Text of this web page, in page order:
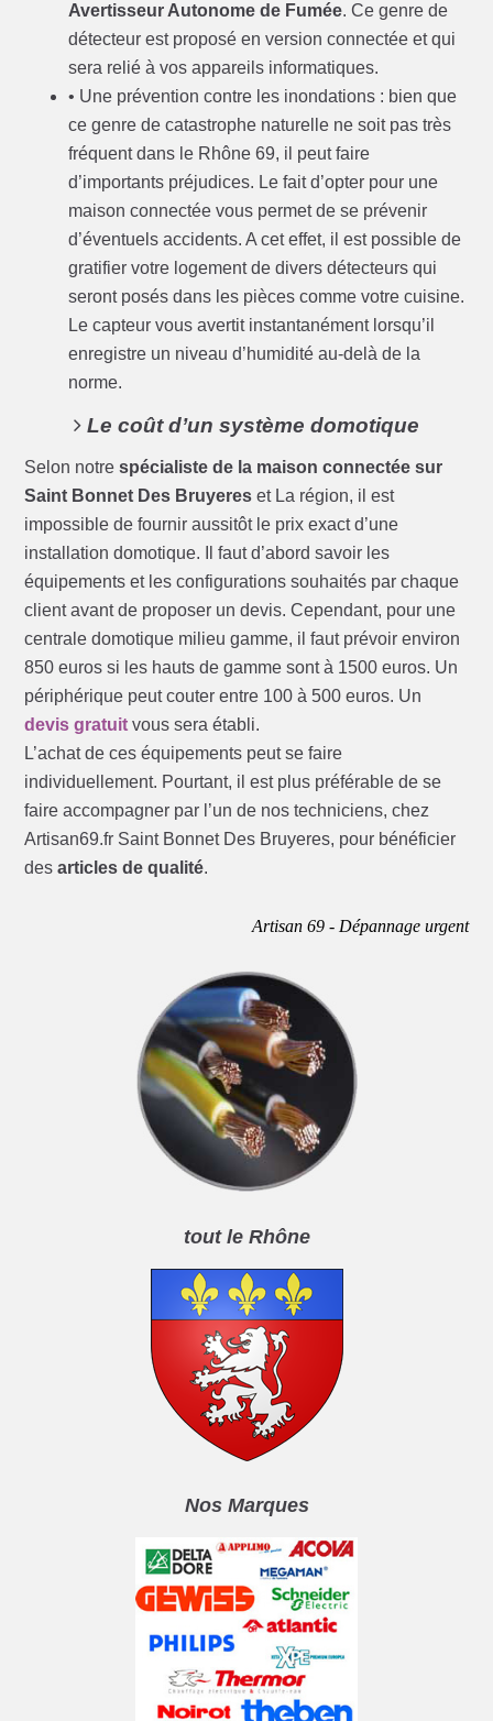
Avertisseur Autonome de Fumée. Ce genre de
détecteur est proposé en version connectée et qui
sera relié à vos appareils informatiques.
• Une prévention contre les inondations : bien que
ce genre de catastrophe naturelle ne soit pas très
fréquent dans le Rhône 69, il peut faire
d’importants préjudices. Le fait d’opter pour une
maison connectée vous permet de se prévenir
d’éventuels accidents. A cet effet, il est possible de
gratifier votre logement de divers détecteurs qui
seront posés dans les pièces comme votre cuisine.
Le capteur vous avertit instantanément lorsqu’il
enregistre un niveau d’humidité au-delà de la
norme.
Le coût d’un système domotique
Selon notrespécialiste de la maison connectée sur
Saint Bonnet Des Bruyeres et La région, il est
impossible de fournir aussitôt le prix exact d’une
installation domotique. Il faut d’abord savoir les
équipements et les configurations souhaités par chaque
client avant de proposer un devis. Cependant, pour une
centrale domotique milieu gamme, il faut prévoir environ
850 euros si les hauts de gamme sont à 1500 euros. Un
périphérique peut couter entre 100 à 500 euros. Un
devis gratuit vous sera établi.
L’achat de ces équipements peut se faire
individuellement. Pourtant, il est plus préférable de se
faire accompagner par l’un de nos techniciens, chez
Artisan69.fr Saint Bonnet Des Bruyeres, pour bénéficier
desarticles de qualité.
Artisan 69 - Dépannage urgent
tout le Rhône
Nos Marques